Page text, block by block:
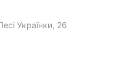
Українки, 26